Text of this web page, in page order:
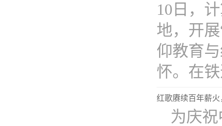
10日，
地，开
仰教育
怀。在
红歌赓续百年薪
为庆